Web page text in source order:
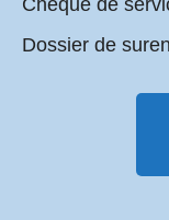
Chèque de
Dossier de